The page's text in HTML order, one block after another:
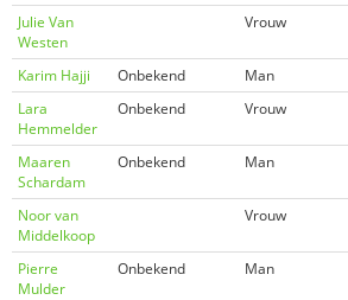
Julie Van
Westen
Vrouw
Karim Hajji Onbekend Man
Lara
Hemmelder
Onbekend Vrouw
Maaren
Schardam
Onbekend Man
Noor van
Middelkoop
Vrouw
Pierre
Mulder
Onbekend Man